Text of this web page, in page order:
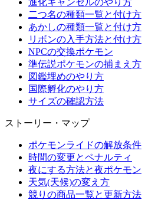
進化キャンセルのやり方
二つ名の種類一覧と付け方
あかしの種類一覧と付け方
リボンの入手方法と付け方
NPCの交換ポケモン
準伝説ポケモンの捕まえ方
図鑑埋めのやり方
国際孵化のやり方
サイズの確認方法
ストーリー・マップ
ポケモンライドの解放条件
時間の変更とペナルティ
夜にする方法と夜ポケモン
天気(天候)の変え方
競りの商品一覧と更新方法